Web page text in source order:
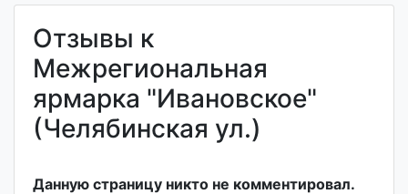
Отзывы к
Межрегиональная
ярмарка "Ивановское"
(Челябинская ул.)
Данную страницу никто не комментировал.